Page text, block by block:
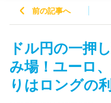
ード！
前の記事へ
ドル円の一押
み場！ユーロ
りはロングの